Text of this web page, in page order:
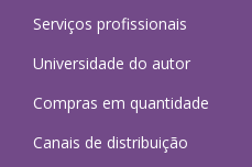
Serviços profissionais
Universidade do autor
Compras em quantidade
Canais de distribuição